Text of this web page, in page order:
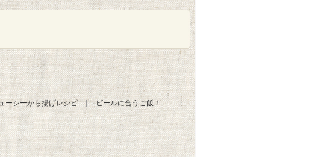
ーシーから揚げレシピ ビールに合うご飯！